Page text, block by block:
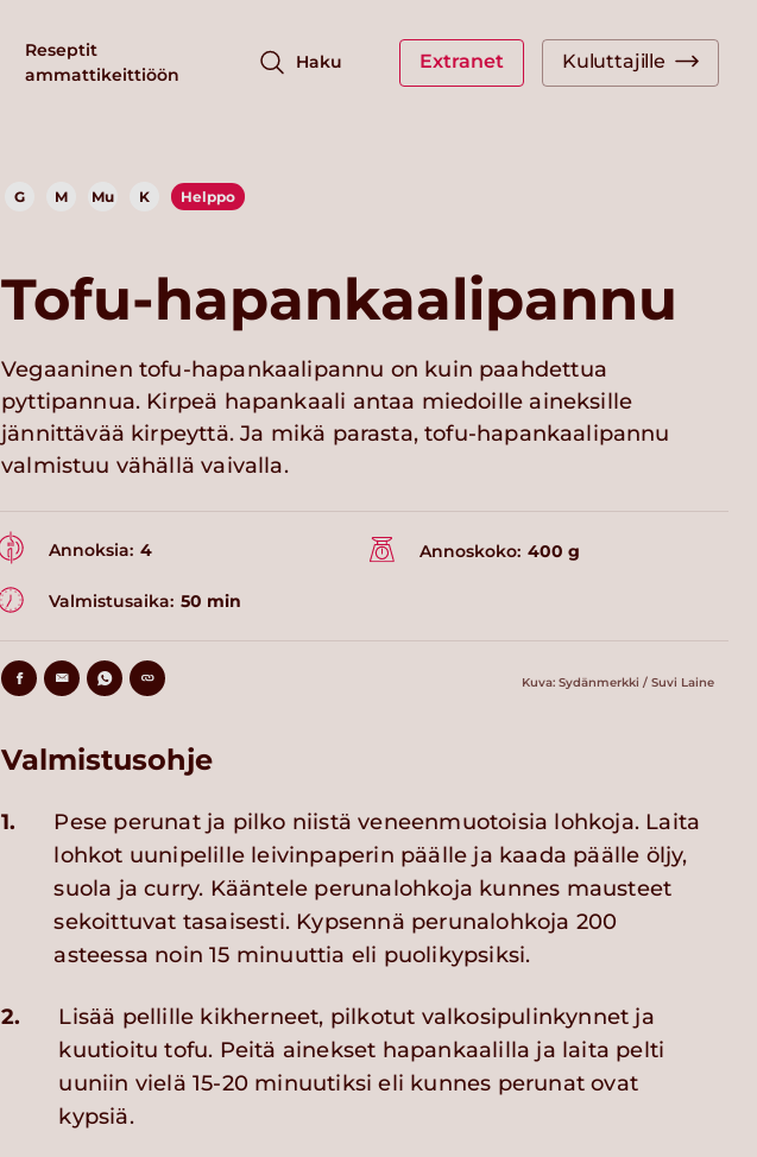
Reseptit
ammattikeittiöön
Haku Extranet Kuluttajille
G M Mu K Helppo
Tofu-hapankaalipannu
Vegaaninen tofu-hapankaalipannu on kuin paahdettua
pyttipannua. Kirpeä hapankaali antaa miedoille aineksille
jännittävää kirpeyttä. Ja mikä parasta, tofu-hapankaalipannu
valmistuu vähällä vaivalla.
Annoksia: 4 Annoskoko: 400 g
Valmistusaika: 50 min
Kuva: Sydänmerkki / Suvi Laine
Valmistusohje
1.
Pese perunat ja pilko niistä veneenmuotoisia lohkoja. Laita
lohkot uunipelille leivinpaperin päälle ja kaada päälle öljy,
suola ja curry. Kääntele perunalohkoja kunnes mausteet
sekoittuvat tasaisesti. Kypsennä perunalohkoja 200
asteessa noin 15 minuuttia eli puolikypsiksi.
2.
Lisää pellille kikherneet, pilkotut valkosipulinkynnet ja
kuutioitu tofu. Peitä ainekset hapankaalilla ja laita pelti
uuniin vielä 15-20 minuutiksi eli kunnes perunat ovat
kypsiä.